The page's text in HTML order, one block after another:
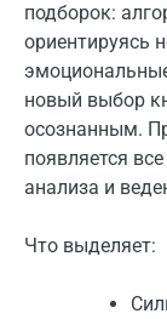
подборок:
ориентируясь
новый выбор
осознанным.
появляется
анализа и
Что выделяет: